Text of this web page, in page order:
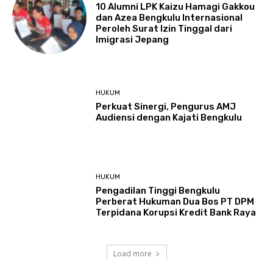
‎10 Alumni LPK Kaizu Hamagi Gakkou
dan Azea Bengkulu Internasional
Peroleh Surat Izin Tinggal dari
Imigrasi Jepang
HUKUM
Perkuat Sinergi, Pengurus AMJ
Audiensi dengan Kajati Bengkulu
HUKUM
Pengadilan Tinggi Bengkulu
Perberat Hukuman Dua Bos PT DPM
Terpidana Korupsi Kredit Bank Raya
Load more